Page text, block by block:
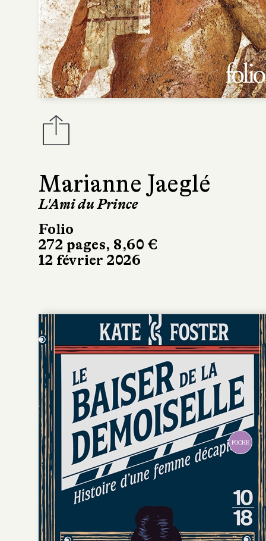
Marianne Jaeglé
L'Ami du Prince
Folio
272 pages, 8,60 €
12 février 2026
POCHE